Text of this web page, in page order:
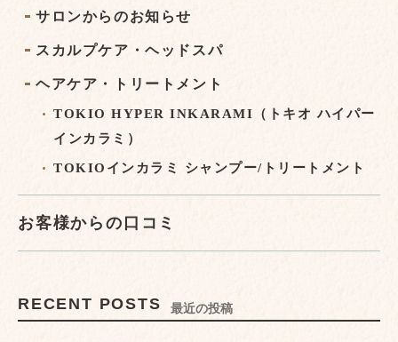
サロンからのお知らせ
スカルプケア・ヘッドスパ
ヘアケア・トリートメント
TOKIO HYPER INKARAMI（トキオ ハイパー
インカラミ）
TOKIOインカラミ シャンプー/トリートメント
お客様からの口コミ
RECENT POSTS 最近の投稿